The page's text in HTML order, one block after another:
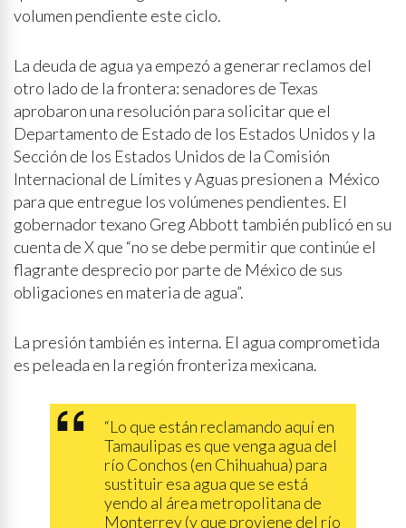
volumen pendiente este ciclo.
La deuda de agua ya empezó a generar reclamos del
otro lado de la frontera: senadores de Texas
aprobaron una resolución para solicitar que el
Departamento de Estado de los Estados Unidos y la
Sección de los Estados Unidos de la Comisión
Internacional de Límites y Aguas presionen a México
para que entregue los volúmenes pendientes. El
gobernador texano Greg Abbott también publicó en su
cuenta de X que “no se debe permitir que continúe el
flagrante desprecio por parte de México de sus
obligaciones en materia de agua”.
La presión también es interna. El agua comprometida
es peleada en la región fronteriza mexicana.
“Lo que están reclamando aquí en
Tamaulipas es que venga agua del
río Conchos (en Chihuahua) para
sustituir esa agua que se está
yendo al área metropolitana de
Monterrey (y que proviene del río